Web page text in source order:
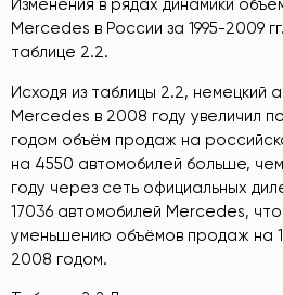
Изменения в рядах динамики
Mercedes в России за 1995-2009
таблице 2.2.
Исходя из таблицы 2.2, немецкий
Mercedes в 2008 году увеличил
годом объём продаж на
на 4550 автомобилей больше,
году через сеть официальных
17036 автомобилей Mercedes,
уменьшению объёмов продаж на
2008 годом.